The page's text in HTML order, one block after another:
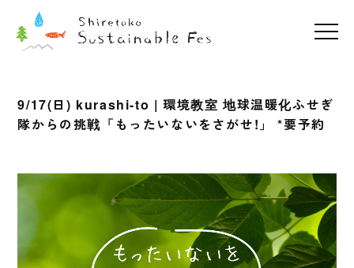
9/17(日) kurashi-to | 環境教室 地球温暖化ふせぎ
隊からの挑戦「もったいないをさがせ!」 *要予約